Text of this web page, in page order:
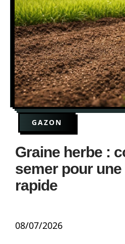
GAZON
Graine herbe :
semer pour
rapide
08/07/2026